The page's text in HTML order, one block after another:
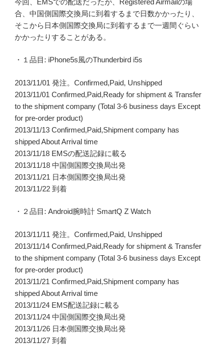
合、中国側国際交換局に到着するまで日数かかったり、
そこから日本側国際交換局に到着するまで一週間ぐらい
かかったりすることがある。
・１品目: iPhone5s風のThunderbird i5s
2013/11/01 発注。Confirmed,Paid, Unshipped
2013/11/01 Confirmed,Paid,Ready for shipment & Transfer
to the shipment company (Total 3-6 business days Except
for pre-order product)
2013/11/13 Confirmed,Paid,Shipment company has
shipped About Arrival time
2013/11/18 EMSの配送記録に載る
2013/11/18 中国側国際交換局出発
2013/11/21 日本側国際交換局出発
2013/11/22 到着
・２品目: Android腕時計 SmartQ Z Watch
2013/11/11 発注。Confirmed,Paid, Unshipped
2013/11/14 Confirmed,Paid,Ready for shipment & Transfer
to the shipment company (Total 3-6 business days Except
for pre-order product)
2013/11/21 Confirmed,Paid,Shipment company has
shipped About Arrival time
2013/11/24 EMS配送記録に載る
2013/11/24 中国側国際交換局出発
2013/11/26 日本側国際交換局出発
2013/11/27 到着